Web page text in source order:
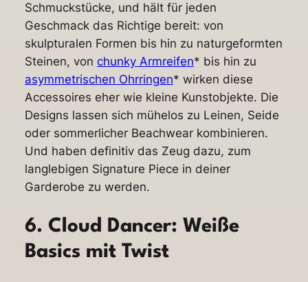
Schmuckstücke, und hält für jeden
Geschmack das Richtige bereit: von
skulpturalen Formen bis hin zu naturgeformten
Steinen, von chunky Armreifen* bis hin zu
asymmetrischen Ohrringen* wirken diese
Accessoires eher wie kleine Kunstobjekte. Die
Designs lassen sich mühelos zu Leinen, Seide
oder sommerlicher Beachwear kombinieren.
Und haben definitiv das Zeug dazu, zum
langlebigen Signature Piece in deiner
Garderobe zu werden.
6. Cloud Dancer: Weiße
Basics mit Twist